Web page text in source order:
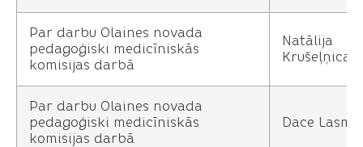
Par darbu Olaines novada
pedagoģiski medicīniskās
komisijas darbā
Natālija
Krušeļņica
Par darbu Olaines novada
pedagoģiski medicīniskās
komisijas darbā
Dace